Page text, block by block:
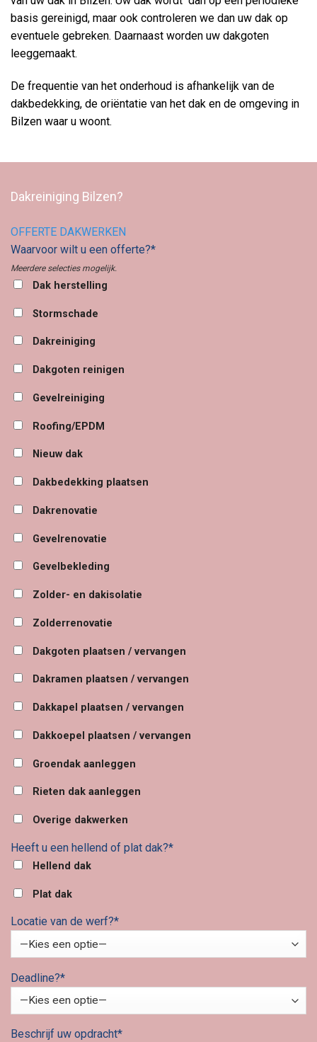
basis gereinigd, maar ook controleren we dan uw dak op
eventuele gebreken. Daarnaast worden uw dakgoten
leeggemaakt.
De frequentie van het onderhoud is afhankelijk van de
dakbedekking, de oriëntatie van het dak en de omgeving in
Bilzen waar u woont.
Dakreiniging Bilzen?
OFFERTE DAKWERKEN
Waarvoor wilt u een offerte?*
Meerdere selecties mogelijk.
Dak herstelling
Stormschade
Dakreiniging
Dakgoten reinigen
Gevelreiniging
Roofing/EPDM
Nieuw dak
Dakbedekking plaatsen
Dakrenovatie
Gevelrenovatie
Gevelbekleding
Zolder- en dakisolatie
Zolderrenovatie
Dakgoten plaatsen / vervangen
Dakramen plaatsen / vervangen
Dakkapel plaatsen / vervangen
Dakkoepel plaatsen / vervangen
Groendak aanleggen
Rieten dak aanleggen
Overige dakwerken
Heeft u een hellend of plat dak?*
Hellend dak
Plat dak
Locatie van de werf?*
Deadline?*
Beschrijf uw opdracht*